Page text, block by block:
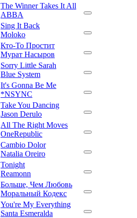
The Winner Takes It All
ABBA
Sing It Back
Moloko
Кто-То Простит
Мурат Насыров
Sorry Little Sarah
Blue System
It's Gonna Be Me
*NSYNC
Take You Dancing
Jason Derulo
All The Right Moves
OneRepublic
Cambio Dolor
Natalia Oreiro
Tonight
Reamonn
Больше, Чем Любовь
Моральный Кодекс
You're My Everything
Santa Esmeralda